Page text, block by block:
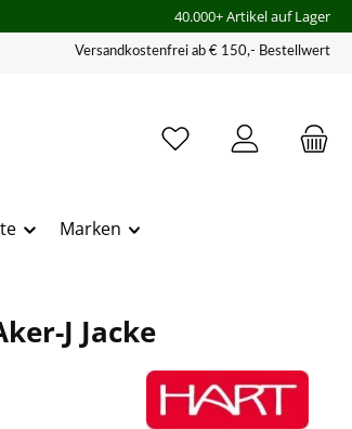
40.000+ Artikel auf Lager
Versandkostenfrei ab € 150,- Bestellwert
Marken
J Jacke